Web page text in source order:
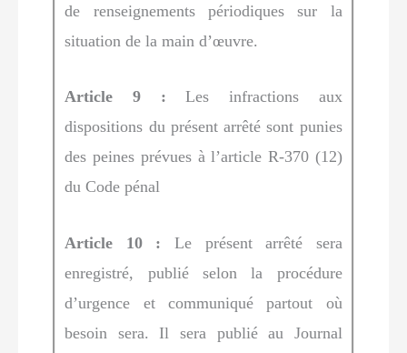
de renseignements périodiques sur la
situation de la main d’œuvre.
Article 9 : Les infractions aux
dispositions du présent arrêté sont punies
des peines prévues à l’article R-370 (12)
du Code pénal
Article 10 : Le présent arrêté sera
enregistré, publié selon la procédure
d’urgence et communiqué partout où
besoin sera. Il sera publié au Journal